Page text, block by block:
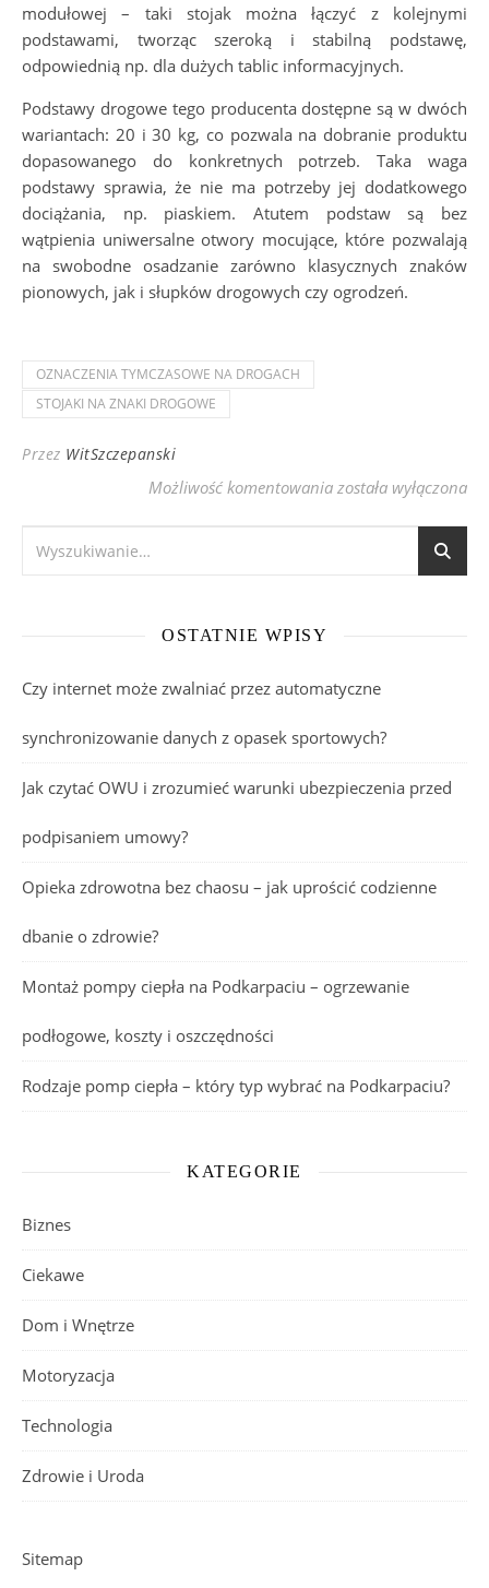
modułowej – taki stojak można łączyć z kolejnymi
podstawami, tworząc szeroką i stabilną podstawę,
odpowiednią np. dla dużych tablic informacyjnych.
Podstawy drogowe tego producenta dostępne są w dwóch
wariantach: 20 i 30 kg, co pozwala na dobranie produktu
dopasowanego do konkretnych potrzeb. Taka waga
podstawy sprawia, że nie ma potrzeby jej dodatkowego
dociążania, np. piaskiem. Atutem podstaw są bez
wątpienia uniwersalne otwory mocujące, które pozwalają
na swobodne osadzanie zarówno klasycznych znaków
pionowych, jak i słupków drogowych czy ogrodzeń.
OZNACZENIA TYMCZASOWE NA DROGACH
STOJAKI NA ZNAKI DROGOWE
Przez WitSzczepanski
Możliwość komentowania ZMIANY W
została wyłączona
OSTATNIE WPISY
Czy internet może zwalniać przez automatyczne
synchronizowanie danych z opasek sportowych?
Jak czytać OWU i zrozumieć warunki ubezpieczenia przed
podpisaniem umowy?
Opieka zdrowotna bez chaosu – jak uprościć codzienne
dbanie o zdrowie?
Montaż pompy ciepła na Podkarpaciu – ogrzewanie
podłogowe, koszty i oszczędności
Rodzaje pomp ciepła – który typ wybrać na Podkarpaciu?
KATEGORIE
Biznes
Ciekawe
Dom i Wnętrze
Motoryzacja
Technologia
Zdrowie i Uroda
Sitemap